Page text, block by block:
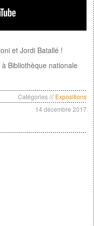
et Jordi Batallé !
Bibliothèque nationale
Catégories ///Expositions
14 décembre 2017